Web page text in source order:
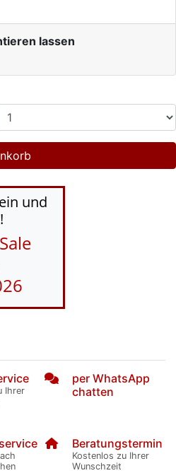
lassen
und
Ihrer
per WhatsApp
chatten
Beratungstermin
Kostenlos zu Ihrer
Wunschzeit